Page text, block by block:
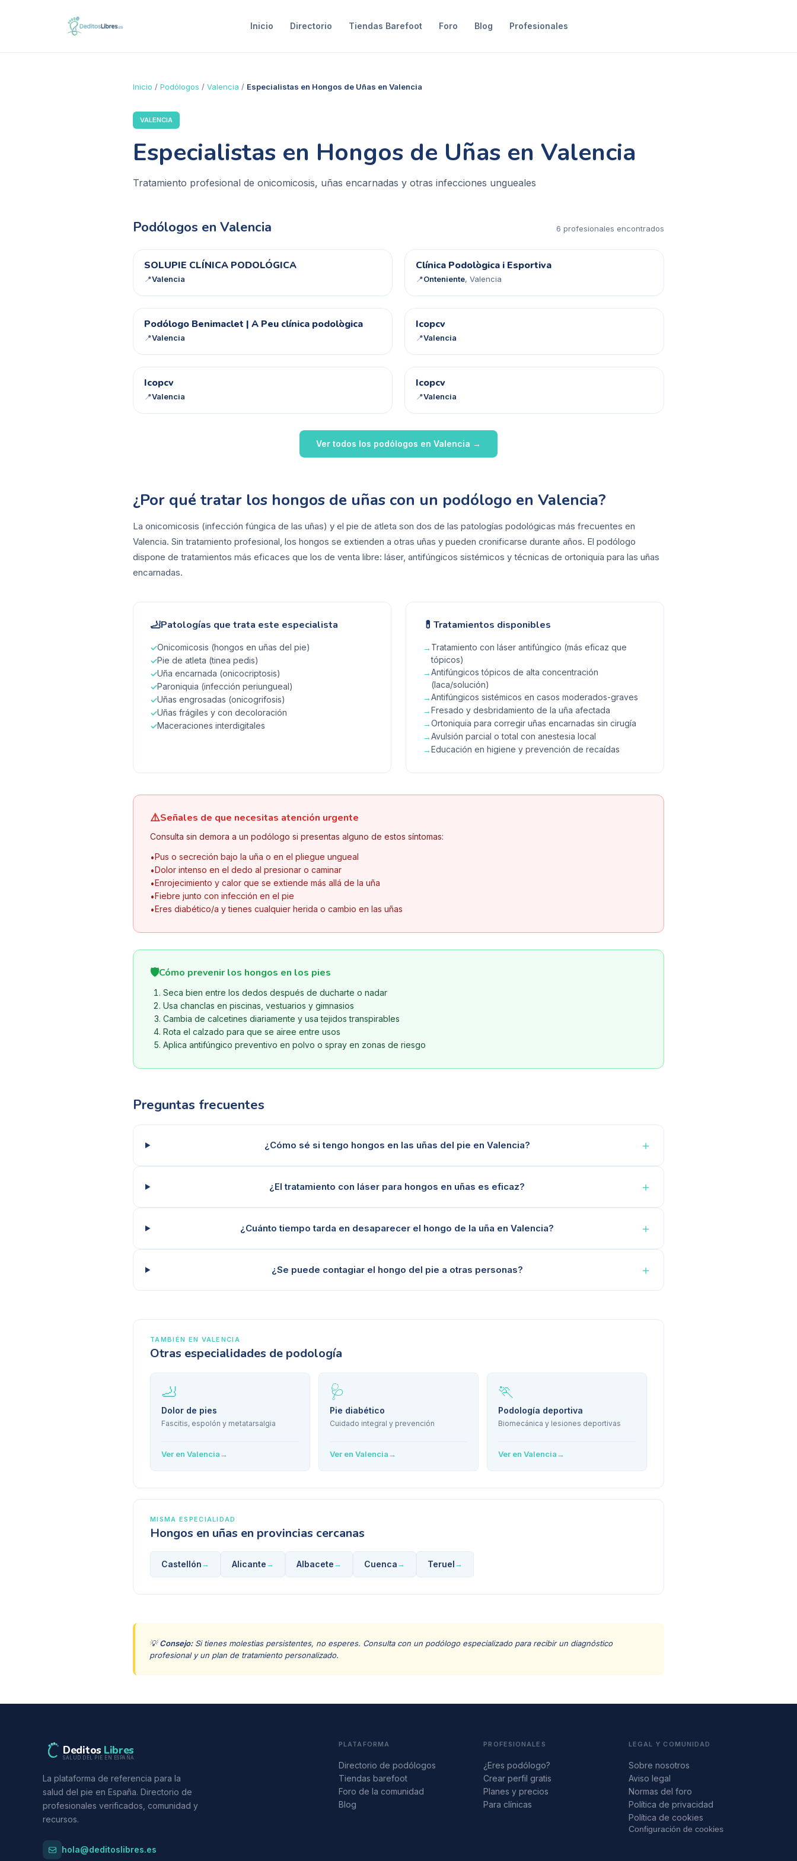
Inicio Directorio Tiendas Barefoot Foro Blog Profesionales
Inicio / Podólogos / Valencia / Especialistas en Hongos de Uñas en Valencia
VALENCIA
Especialistas en Hongos de Uñas en Valencia
Tratamiento profesional de onicomicosis, uñas encarnadas y otras infecciones ungueales
Podólogos en Valencia 6 profesionales encontrados
SOLUPIE CLÍNICA PODOLÓGICA
📍Valencia CP
Clínica Podològica i Esportiva
📍Onteniente, Valencia
PB
Podólogo Benimaclet | A Peu clínica podològica
📍Valencia IIcopcv
📍Valencia
IIcopcv
📍Valencia IIcopcv
📍Valencia
Ver todos los podólogos en Valencia →
¿Por qué tratar los hongos de uñas con un podólogo en Valencia?
La onicomicosis (infección fúngica de las uñas) y el pie de atleta son dos de las patologías podológicas más frecuentes en
Valencia. Sin tratamiento profesional, los hongos se extienden a otras uñas y pueden cronificarse durante años. El podólogo
dispone de tratamientos más eficaces que los de venta libre: láser, antifúngicos sistémicos y técnicas de ortoniquia para las uñas
encarnadas.
🦶Patologías que trata este especialista
✓Onicomicosis (hongos en uñas del pie)
✓Pie de atleta (tinea pedis)
✓Uña encarnada (onicocriptosis)
✓Paroniquia (infección periungueal)
✓Uñas engrosadas (onicogrifosis)
✓Uñas frágiles y con decoloración
✓Maceraciones interdigitales
💊 Tratamientos disponibles
→ Tratamiento con láser antifúngico (más eficaz que
tópicos)
→Antifúngicos tópicos de alta concentración
(laca/solución)
→Antifúngicos sistémicos en casos moderados-graves
→Fresado y desbridamiento de la uña afectada
→Ortoniquia para corregir uñas encarnadas sin cirugía
→Avulsión parcial o total con anestesia local
→Educación en higiene y prevención de recaídas
⚠️Señales de que necesitas atención urgente
Consulta sin demora a un podólogo si presentas alguno de estos síntomas:
•Pus o secreción bajo la uña o en el pliegue ungueal
•Dolor intenso en el dedo al presionar o caminar
•Enrojecimiento y calor que se extiende más allá de la uña
•Fiebre junto con infección en el pie
•Eres diabético/a y tienes cualquier herida o cambio en las uñas
🛡️Cómo prevenir los hongos en los pies
Seca bien entre los dedos después de ducharte o nadar
Usa chanclas en piscinas, vestuarios y gimnasios
Cambia de calcetines diariamente y usa tejidos transpirables
Rota el calzado para que se airee entre usos
Aplica antifúngico preventivo en polvo o spray en zonas de riesgo
Preguntas frecuentes
¿Cómo sé si tengo hongos en las uñas del pie en Valencia? ＋
¿El tratamiento con láser para hongos en uñas es eficaz? ＋
¿Cuánto tiempo tarda en desaparecer el hongo de la uña en Valencia? ＋
¿Se puede contagiar el hongo del pie a otras personas? ＋
TAMBIÉN EN VALENCIA
Otras especialidades de podología
🦶
Dolor de pies
Fascitis, espolón y metatarsalgia
Ver en Valencia→
🩺
Pie diabético
Cuidado integral y prevención
Ver en Valencia→
🏃
Podología deportiva
Biomecánica y lesiones deportivas
Ver en Valencia→
MISMA ESPECIALIDAD
Hongos en uñas en provincias cercanas
Castellón → Alicante → Albacete → Cuenca → Teruel →
💡Consejo:Si tienes molestias persistentes, no esperes. Consulta con un podólogo especializado para recibir un diagnóstico
profesional y un plan de tratamiento personalizado.
Deditos Libres
SALUD DEL PIE EN ESPAÑA
La plataforma de referencia para la
salud del pie en España. Directorio de
profesionales verificados, comunidad y
recursos.
hola@deditoslibres.es
PLATAFORMA
Directorio de podólogos
Tiendas barefoot
Foro de la comunidad
Blog
PROFESIONALES
¿Eres podólogo?
Crear perfil gratis
Planes y precios
Para clínicas
LEGAL Y COMUNIDAD
Sobre nosotros
Aviso legal
Normas del foro
Política de privacidad
Política de cookies
Configuración de cookies